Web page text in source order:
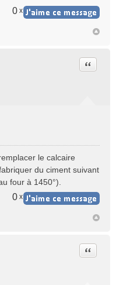
0 x
Citer
le calcaire
du ciment suivant
four à 1450°).
0 x
Citer